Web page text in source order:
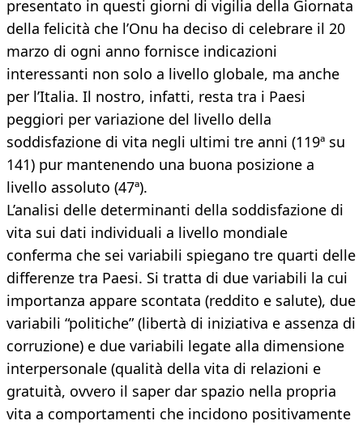
presentato in questi giorni di vigilia della Giornata
della felicità che l’Onu ha deciso di celebrare il 20
marzo di ogni anno fornisce indicazioni
interessanti non solo a livello globale, ma anche
per l’Italia. Il nostro, infatti, resta tra i Paesi
peggiori per variazione del livello della
soddisfazione di vita negli ultimi tre anni (119ª su
141) pur mantenendo una buona posizione a
livello assoluto (47ª).
L’analisi delle determinanti della soddisfazione di
vita sui dati individuali a livello mondiale
conferma che sei variabili spiegano tre quarti delle
differenze tra Paesi. Si tratta di due variabili la cui
importanza appare scontata (reddito e salute), due
variabili “politiche” (libertà di iniziativa e assenza di
corruzione) e due variabili legate alla dimensione
interpersonale (qualità della vita di relazioni e
gratuità, ovvero il saper dar spazio nella propria
vita a comportamenti che incidono positivamente